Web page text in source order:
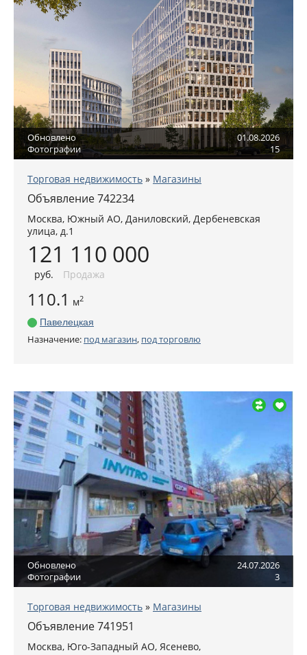
Обновлено
01.08.2026
Фотографии
15
Торговая недвижимость » Магазины
Объявление 742234
Москва, Южный АО, Даниловский, Дербеневская
улица, д.1
121 110 000
руб. Продажа
110.1 м2
Павелецкая
Назначение: под магазин, под торговлю
Обновлено
24.07.2026
Фотографии
3
Торговая недвижимость » Магазины
Объявление 741951
Москва, Юго-Западный АО, Ясенево,